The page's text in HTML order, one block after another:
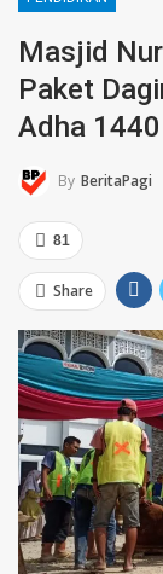
Masjid
Paket
Adha
By BeritaPagi
81
Share